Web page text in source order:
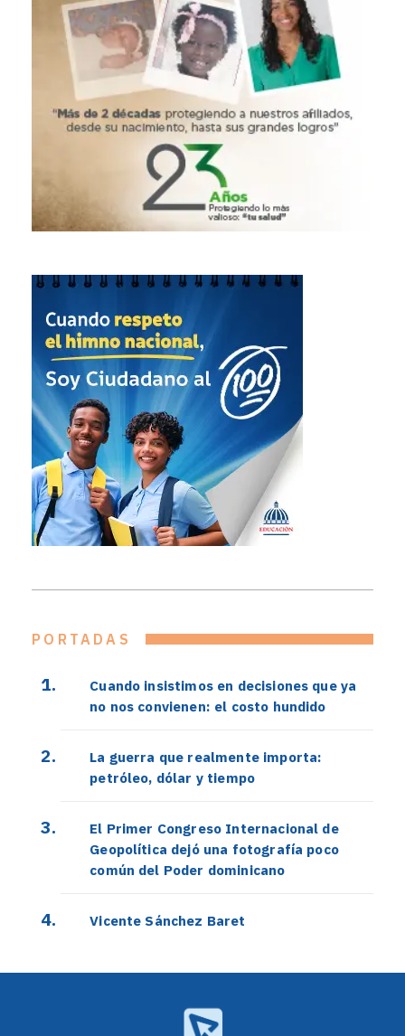
PORTADAS
Cuando insistimos en decisiones que ya
no nos convienen: el costo hundido
La guerra que realmente importa:
petróleo, dólar y tiempo
El Primer Congreso Internacional de
Geopolítica dejó una fotografía poco
común del Poder dominicano
Vicente Sánchez Baret